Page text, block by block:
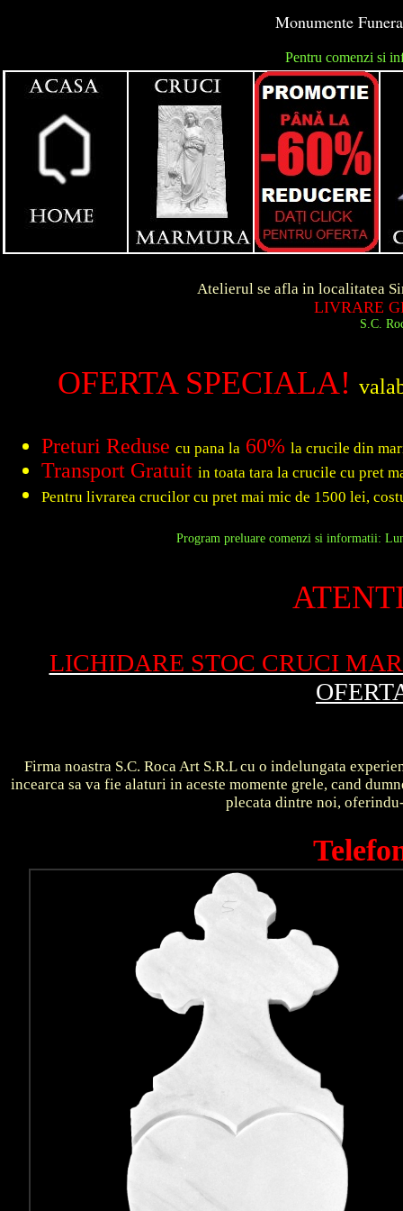
Monumente
Pentru comenzi si
Atelierul se afla in localitatea Simeria
LIVRARE
S.C. Roca Art
OFERTA SPECIALA!
Preturi Reduse cu pana la 60% la crucile din
Transport Gratuit in toata tara la crucile cu pret
Pentru livrarea crucilor cu pret mai mic de 1500 lei,
Program preluare comenzi si informatii:
LICHIDARE STOC CRUCI
Firma noastra S.C. Roca Art S.R.L cu o indelungata
incearca sa va fie alaturi in aceste momente grele, cand
plecata dintre noi,